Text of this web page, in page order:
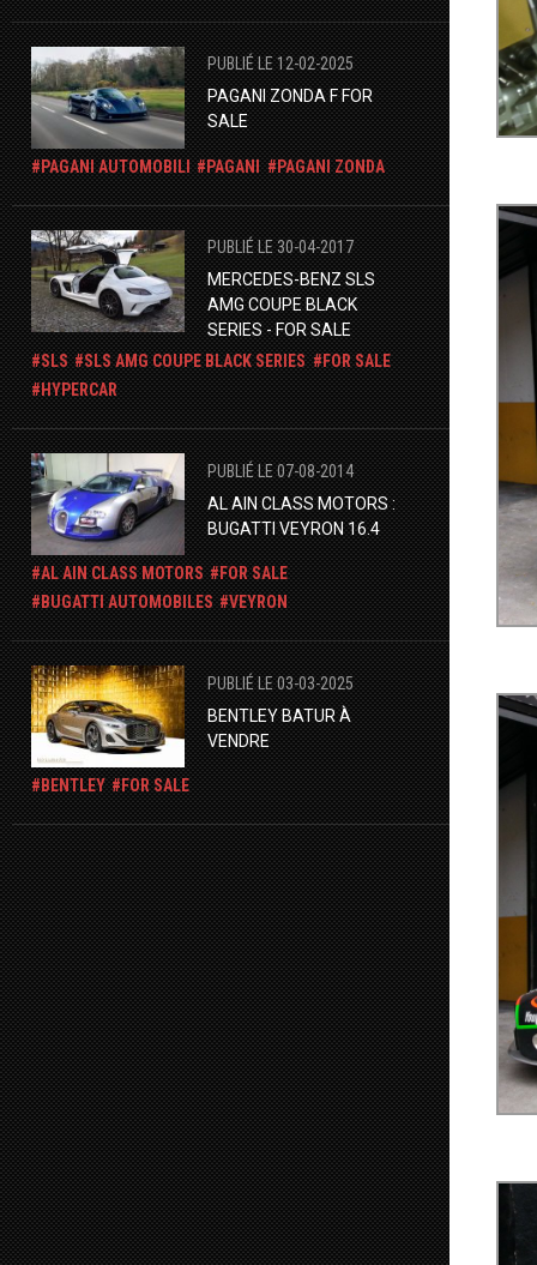
PUBLIÉ LE 12-02-2025
PAGANI ZONDA F FOR
SALE
PAGANI AUTOMOBILI PAGANI PAGANI ZONDA
PUBLIÉ LE 30-04-2017
MERCEDES-BENZ SLS
AMG COUPE BLACK
SERIES - FOR SALE
SLS
SLS AMG COUPE BLACK SERIES
FOR SALE
HYPERCAR
PUBLIÉ LE 07-08-2014
AL AIN CLASS MOTORS :
BUGATTI VEYRON 16.4
AL AIN CLASS MOTORS
FOR SALE
BUGATTI AUTOMOBILES
VEYRON
PUBLIÉ LE 03-03-2025
BENTLEY BATUR À
VENDRE
BENTLEY FOR SALE